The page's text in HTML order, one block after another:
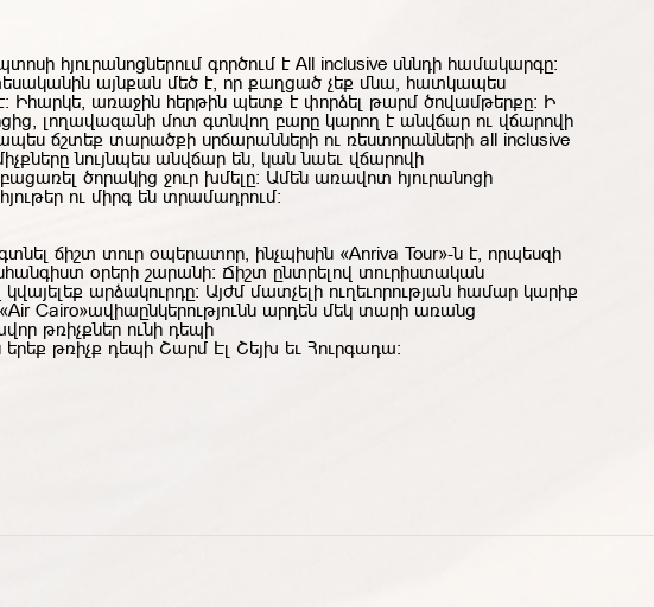
հյուրանոցներում գործում է All inclusive սննդի համակարգը։
այնքան մեծ է, որ քաղցած չեք մնա, հատկապես
Իհարկե, առաջին հերթին պետք է փորձել թարմ ծովամթերքը։ Ի
լողավազանի մոտ գտնվող բարը կարող է անվճար ու վճարովի
ճշտեք տարածքի սրճարանների ու ռեստորանների all inclusive
նույնպես անվճար են, կան նաեւ վճարովի
ծորակից ջուր խմելը: Ամեն առավոտ հյուրանոցի
ու միրգ են տրամադրում:
ճիշտ տուր օպերատոր, ինչպիսին «Anriva Tour»-ն է, որպեսզի
օրերի շարանի: Ճիշտ ընտրելով տուրիստական
կվայելեք արձակուրդը: Այժմ մատչելի ուղեւորության համար կարիք
«Air Cairo»ավիաընկերությունն արդեն մեկ տարի առանց
թռիչքներ ունի դեպի
երեք թռիչք դեպի Շարմ Էլ Շեյխ եւ Հուրգադա: